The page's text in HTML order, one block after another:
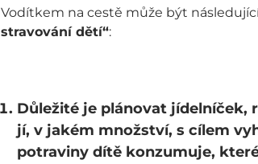
Vodítkem na cestě může být
stravování dětí“:
Důležité je plánovat jídelníček,
jí, v jakém množství, s cílem
potraviny dítě konzumuje,